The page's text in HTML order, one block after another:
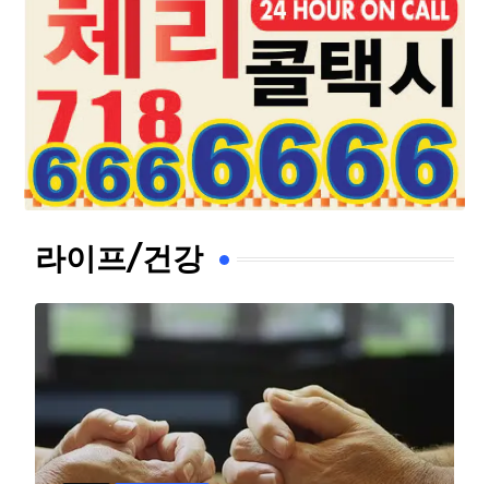
라이프/건강